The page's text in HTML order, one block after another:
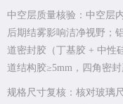
中空层质量核验：中空层
后期结雾影响洁净视野；
道密封胶（丁基胶 + 中性
道结构胶≥5mm，四角密
规格尺寸复核：核对玻璃